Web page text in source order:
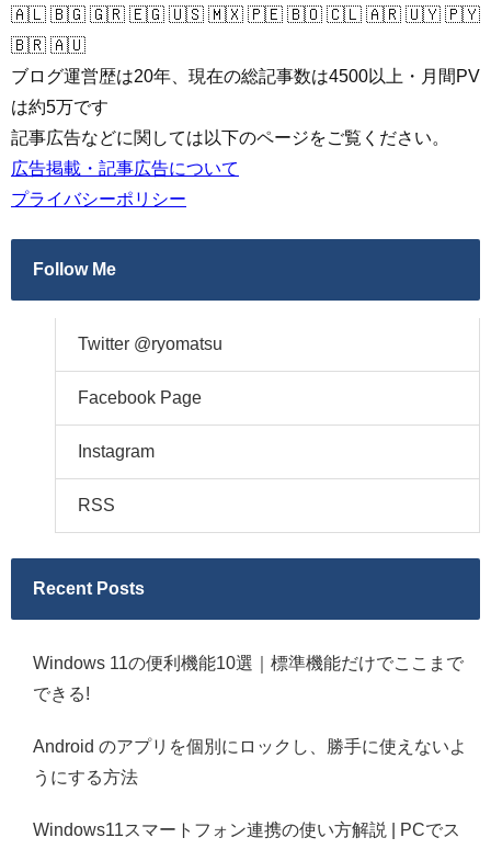
🇦🇱 🇧🇬 🇬🇷 🇪🇬 🇺🇸 🇲🇽 🇵🇪 🇧🇴 🇨🇱 🇦🇷 🇺🇾 🇵🇾
🇧🇷 🇦🇺
ブログ運営歴は20年、現在の総記事数は4500以上・月間PV
は約5万です
記事広告などに関しては以下のページをご覧ください。
広告掲載・記事広告について
プライバシーポリシー
Follow Me
Twitter @ryomatsu
Facebook Page
Instagram
RSS
Recent Posts
Windows 11の便利機能10選｜標準機能だけでここまで
できる!
Android のアプリを個別にロックし、勝手に使えないよ
うにする方法
Windows11スマートフォン連携の使い方解説 | PCでス